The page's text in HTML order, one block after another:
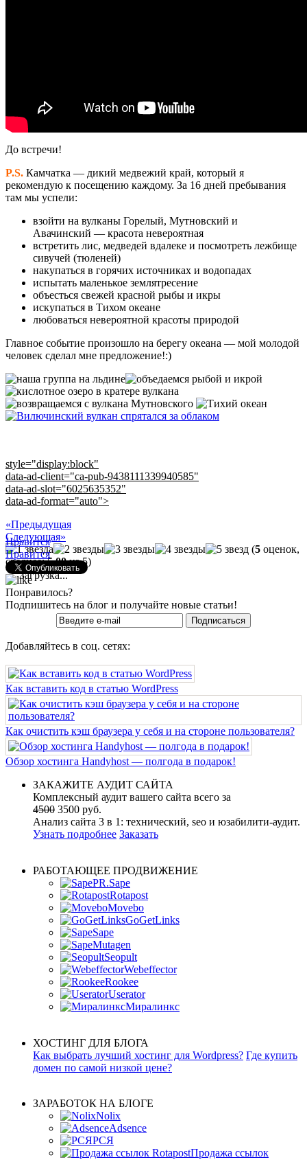
До встречи!
P.S. Камчатка — дикий медвежий край, который я
рекомендую к посещению каждому. За 16 дней пребывания
там мы успели:
взойти на вулканы Горелый, Мутновский и
Авачинский — красота невероятная
встретить лис, медведей вдалеке и посмотреть лежбище
сивучей (тюленей)
накупаться в горячих источниках и водопадах
испытать маленькое землятресение
объесться свежей красной рыбы и икры
искупаться в Тихом океане
любоваться невероятной красоты природой
Главное событие произошло на берегу океана — мой молодой
человек сделал мне предложение!:)
style="display:block"
data-ad-client="ca-pub-9438111339940585"
data-ad-slot="6025635352"
data-ad-format="auto">
«Предыдущая
Следующая»
(5 оценок,
среднее:5,00из 5)
Загрузка...
Нравится
Нравится
Понравилось?
Подпишитесь на блог и получайте новые статьи!
Добавляйтесь в соц. сетях:
Как вставить код в статью WordPress
Как очистить кэш браузера у себя и на стороне пользователя?
Обзор хостинга Handyhost — полгода в подарок!
ЗАКАЖИТЕ АУДИТ САЙТА
Комплексный аудит вашего сайта всего за
4500 3500 руб.
Анализ сайта 3 в 1: технический, seo и юзабилити-аудит.
Узнать подробнее Заказать
РАБОТАЮЩЕЕ ПРОДВИЖЕНИЕ
PR.Sape
Rotapost
Movebo
GoGetLinks
Sape
Mutagen
Seopult
Webeffector
Rookee
Userator
Миралинкс
ХОСТИНГ ДЛЯ БЛОГА
Как выбрать лучший хостинг для Wordpress? Где купить
домен по самой низкой цене?
ЗАРАБОТОК НА БЛОГЕ
Nolix
Adsence
РСЯ
Продажа ссылок